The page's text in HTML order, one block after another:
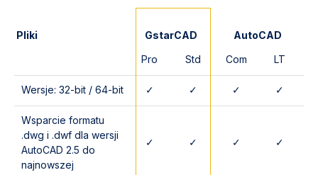
Pliki GstarCAD
AutoCAD
Pro
Std Com LT
Wersje: 32-bit / 64-bit ✓ ✓ ✓ ✓
Wsparcie formatu
.dwg i .dwf dla wersji
AutoCAD 2.5 do
najnowszej
✓ ✓ ✓ ✓